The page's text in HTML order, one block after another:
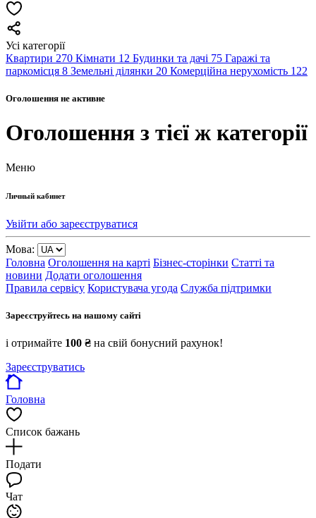
Усі категорії
Квартири 270 Кімнати 12 Будинки та дачі 75 Гаражі та
паркомісця 8 Земельні ділянки 20 Комерційна нерухомість 122
Оголошення не активне
Оголошення з тієї ж категорії
Меню
Личный кабинет
Увійти або зареєструватися
Мова:
Головна Оголошення на карті Бізнес-сторінки Статті та
новини Додати оголошення
Правила сервісу Користувача угода Служба підтримки
Зареєструйтесь на нашому сайті
і отримайте 100 ₴ на свій бонусний рахунок!
Зареєструватись
Головна
Список бажань
Подати
Чат